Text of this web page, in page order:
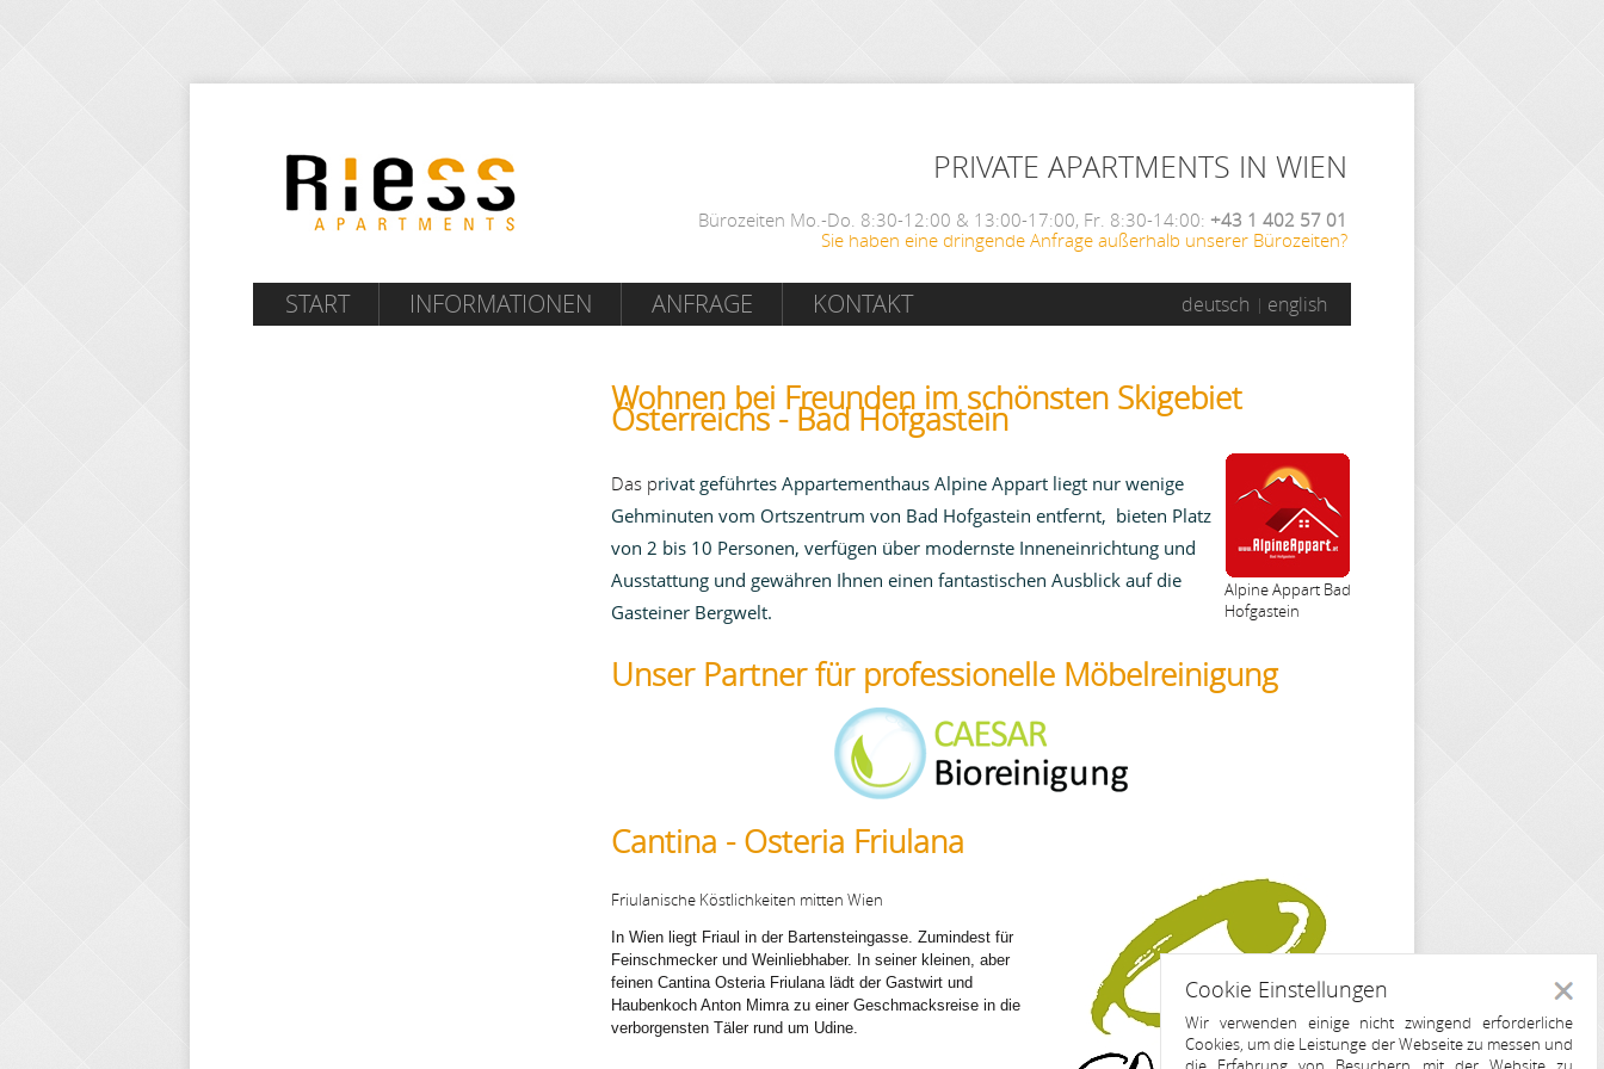
PRIVATE APARTMENTS IN WIEN
Bürozeiten Mo.-Do. 8:30-12:00 & 13:00-17:00, Fr. 8:30-14:00: +43 1 402 57 01
Sie haben eine dringende Anfrage außerhalb unserer Bürozeiten?
START INFORMATIONEN ANFRAGE KONTAKT deutsch english
Wohnen bei Freunden im schönsten Skigebiet
Österreichs - Bad Hofgastein
Alpine Appart Bad
Hofgastein
Das privat geführtes Appartementhaus Alpine Appart liegt nur wenige
Gehminuten vom Ortszentrum von Bad Hofgastein entfernt, bieten Platz
von 2 bis 10 Personen, verfügen über modernste Inneneinrichtung und
Ausstattung und gewähren Ihnen einen fantastischen Ausblick auf die
Gasteiner Bergwelt.
Unser Partner für professionelle Möbelreinigung
Cantina - Osteria Friulana
Friulanische Köstlichkeiten mitten Wien
In Wien liegt Friaul in der Bartensteingasse. Zumindest für
Feinschmecker und Weinliebhaber. In seiner kleinen, aber
feinen Cantina Osteria Friulana lädt der Gastwirt und
Haubenkoch Anton Mimra zu einer Geschmacksreise in die
verborgensten Täler rund um Udine.
Cookie Einstellungen
Wir verwenden einige nicht zwingend erforderliche
Cookies, um die Leistunge der Webseite zu messen und